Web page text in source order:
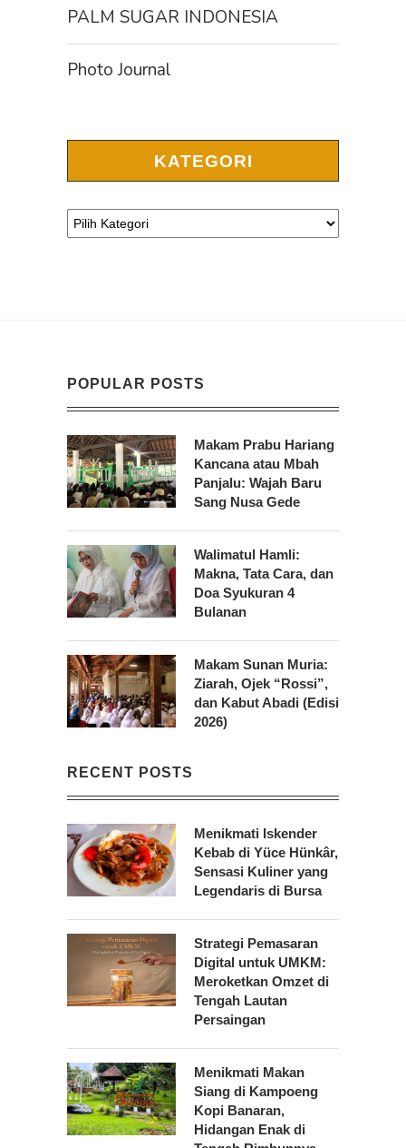
PALM SUGAR INDONESIA
Photo Journal
KATEGORI
POPULAR POSTS
Makam Prabu Hariang
Kancana atau Mbah
Panjalu: Wajah Baru
Sang Nusa Gede
Walimatul Hamli:
Makna, Tata Cara, dan
Doa Syukuran 4
Bulanan
Makam Sunan Muria:
Ziarah, Ojek “Rossi”,
dan Kabut Abadi (Edisi
2026)
RECENT POSTS
Menikmati Iskender
Kebab di Yüce Hünkâr,
Sensasi Kuliner yang
Legendaris di Bursa
Strategi Pemasaran
Digital untuk UMKM:
Meroketkan Omzet di
Tengah Lautan
Persaingan
Menikmati Makan
Siang di Kampoeng
Kopi Banaran,
Hidangan Enak di